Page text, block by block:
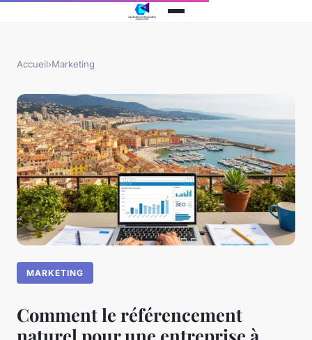
Accueil›Marketing
MARKETING
Comment le référencement
naturel pour une entreprise à